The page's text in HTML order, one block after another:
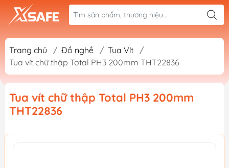
Trang chủ / Đồ nghề / Tua Vít
/
Tua vít chữ thập Total PH3 200mm THT22836
Tua vít chữ thập Total PH3 200mm
THT22836